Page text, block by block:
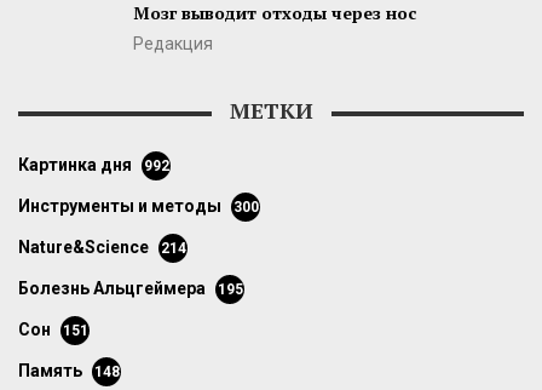
Мозг выводит отходы через нос
Редакция
МЕТКИ
картинка дня 992
инструменты и методы 300
Nature&Science 214
болезнь Альцгеймера 195
сон 151
память 148